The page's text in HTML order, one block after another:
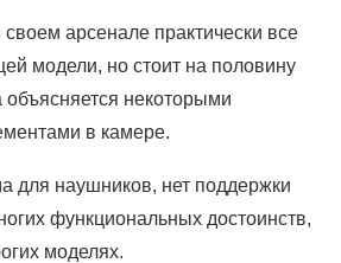
арсенале практически все
модели, но стоит на половину
некоторыми
в камере.
для наушников, нет поддержки
функциональных достоинств,
моделях.